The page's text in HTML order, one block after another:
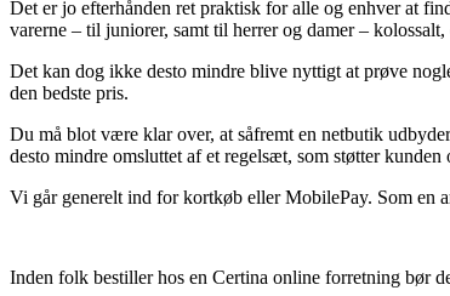
Det er jo efterhånden ret praktisk for alle og enhver at
varerne – til juniorer, samt til herrer og damer –
Det kan dog ikke desto mindre blive nyttigt at prøve
den bedste pris.
Du må blot være klar over, at såfremt en netbutik
desto mindre omsluttet af et regelsæt, som støtter
Vi går generelt ind for kortkøb eller MobilePay. Som en
Inden folk bestiller hos en Certina online forretning bør